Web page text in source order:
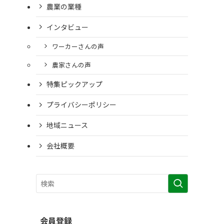
農業の業種
インタビュー
ワーカーさんの声
農家さんの声
特集ピックアップ
プライバシーポリシー
地域ニュース
会社概要
会員登録